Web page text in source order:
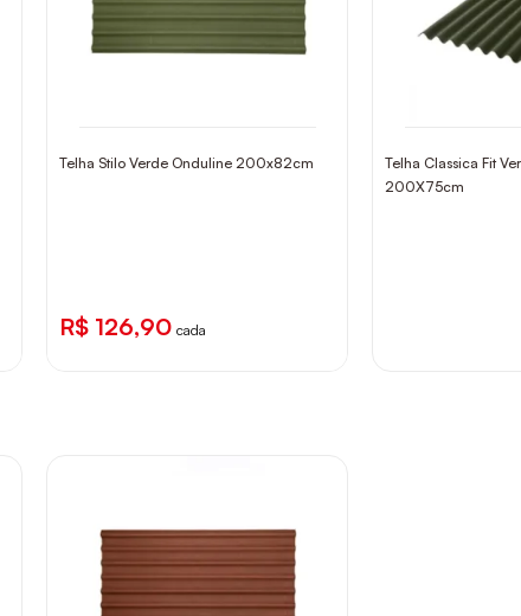
Telha Stilo Verde Onduline 200x82cm
R$ 126,90 cada
Telha Classica Fit
200X75cm